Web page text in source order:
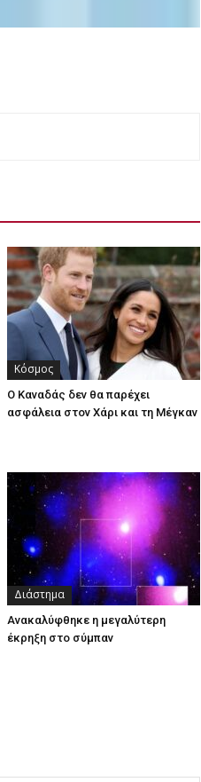
Κόσμος
Ο Καναδάς δεν θα παρέχει
ασφάλεια στον Χάρι και τη Μέγκαν
Διάστημα
Ανακαλύφθηκε η μεγαλύτερη
έκρηξη στο σύμπαν